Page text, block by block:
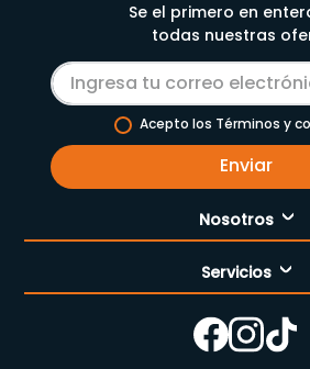
Se el primero en
todas nuestras
Acepto los Términos y
Enviar
Nosotros
Nuestra empresa
Cómo comprar
Nuestras tiendas
Servicios
Enfermería